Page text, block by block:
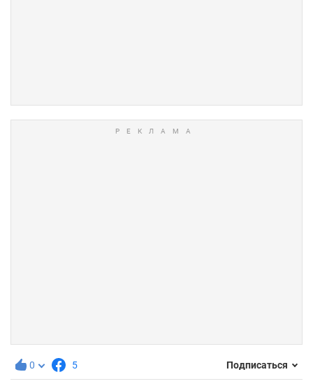
0 5 Подписаться